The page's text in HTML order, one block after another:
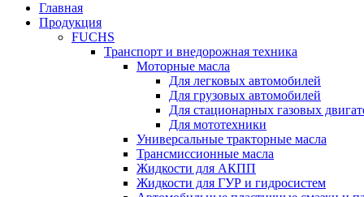
Главная
Продукция
FUCHS
Транспорт и внедорожная техника
Моторные масла
Для легковых автомобилей
Для грузовых автомобилей
Для стационарных газовых
Для мототехники
Универсальные тракторные масла
Трансмиссионные масла
Жидкости для АКПП
Жидкости для ГУР и гидросистем